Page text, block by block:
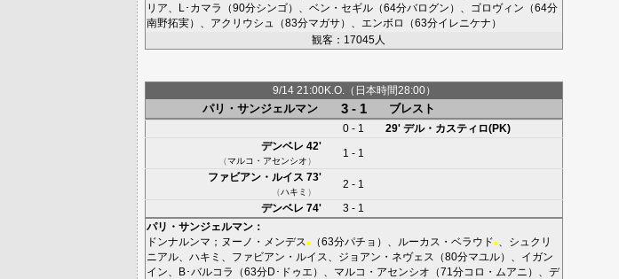
リア
L･カマラ （90分シンゴ）、 ベン・セギル （64分バログン ）、 ゴロヴィン （64分
南野拓実）、 アクリウシュ （83分マガサ）、 エンボロ （63分イレニケナ ）
観客：17045人
9/14 21:00K.O.（日本時間28:00）
パリ・サンジェルマン 3 - 1 ブレスト
0 - 1 29' デル・カスティロ(PK)
デンベレ 42'
（マルコ・アセンシオ）
1 - 1
ファビアン・ルイス 73'
（ハキミ ）
2 - 1
デンベレ 74'
3 - 1
パリ・サンジェルマン ：
ドンナルンマ ； ヌーノ・メンデス ■ （63分パチョ ）、 ルーカス・ベラウド■
シュクリ
ニアル
ハキミ ファビアン・ルイス ジョアン・ネヴェス （80分マユル）、 イガン
イン
B･バルコラ （63分D･ドゥエ ）、 マルコ・アセンシオ （71分コロ・ムアニ ）、 デ